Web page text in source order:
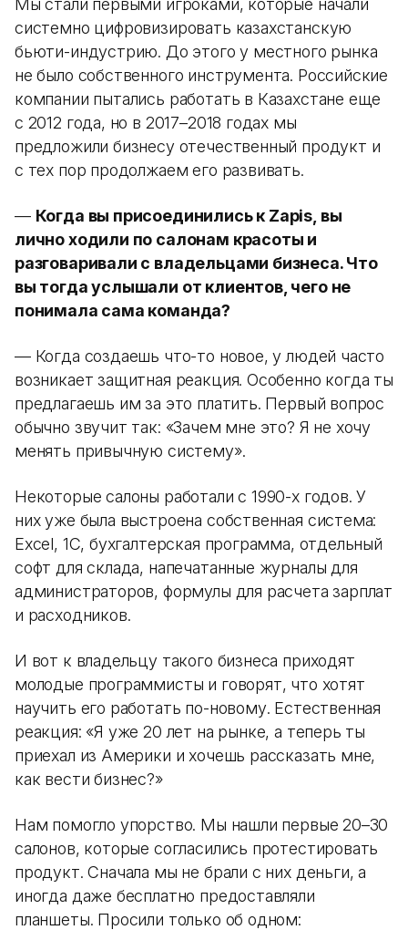
Мы стали первыми игроками, которые начали
системно цифровизировать казахстанскую
бьюти-индустрию. До этого у местного рынка
не было собственного инструмента. Российские
компании пытались работать в Казахстане еще
с 2012 года, но в 2017–2018 годах мы
предложили бизнесу отечественный продукт и
с тех пор продолжаем его развивать.
— Когда вы присоединились к Zapis, вы
лично ходили по салонам красоты и
разговаривали с владельцами бизнеса. Что
вы тогда услышали от клиентов, чего не
понимала сама команда?
— Когда создаешь что-то новое, у людей часто
возникает защитная реакция. Особенно когда ты
предлагаешь им за это платить. Первый вопрос
обычно звучит так: «Зачем мне это? Я не хочу
менять привычную систему».
Некоторые салоны работали с 1990-х годов. У
них уже была выстроена собственная система:
Excel, 1С, бухгалтерская программа, отдельный
софт для склада, напечатанные журналы для
администраторов, формулы для расчета зарплат
и расходников.
И вот к владельцу такого бизнеса приходят
молодые программисты и говорят, что хотят
научить его работать по-новому. Естественная
реакция: «Я уже 20 лет на рынке, а теперь ты
приехал из Америки и хочешь рассказать мне,
как вести бизнес?»
Нам помогло упорство. Мы нашли первые 20–30
салонов, которые согласились протестировать
продукт. Сначала мы не брали с них деньги, а
иногда даже бесплатно предоставляли
планшеты. Просили только об одном: